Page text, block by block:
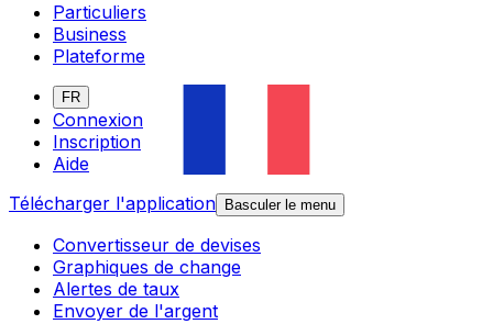
Particuliers
Business
Plateforme
FR
Connexion
Inscription
Aide
Télécharger l'application
Basculer le menu
Convertisseur de devises
Graphiques de change
Alertes de taux
Envoyer de l'argent